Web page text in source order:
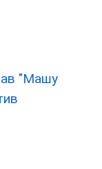
"Машу